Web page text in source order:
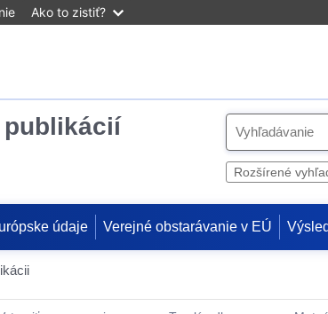
Ako to zistiť?
publikácií
e
Rozšírené
údaje Verejné obstarávanie v EÚ